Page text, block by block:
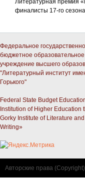
финалисты 17-го сезона
Федеральное
бюджетное образовательное
учреждение высшего
"Литературный институт
Горького"
Federal State Budget
Institution of Higher Education
Gorky Institute of Literature
Writing»
Авторские права